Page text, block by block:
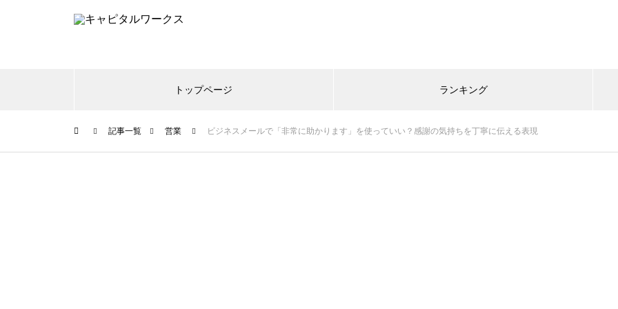
トップページ ランキング
記事一覧 営業 ビジネスメールで「非常に助かります」を使っていい？感謝の気持ちを丁寧に伝える表現